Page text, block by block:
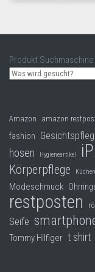
Produkt Suchmaschine
Amazon amazon
fashion
hosen Hygieneartikel
Körperpflege
Modeschmuck
restposten
Seife
Tommy Hilfiger t shirt